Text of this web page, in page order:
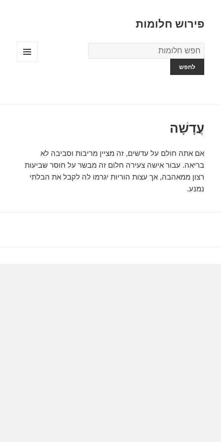
פירוש חלומות
מילון
החלומות
עֲדָשָׁה
אם אתה חולם על עדשים, זה מציין מריבות וסביבה לא
בריאה. עבור אישה צעירה חלום זה מבשר על חוסר שביעות
רצון ממאהבה, אך עצות הוריות יגרמו לה לקבל את הבלתי
נמנע.